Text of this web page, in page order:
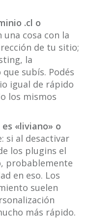
.cl o
cosa con la
de tu sitio;
la
subís. Podés
igual de rápido
los mismos
«liviano» o
si al desactivar
los plugins el
probablemente
en eso. Los
suelen
más rápido.